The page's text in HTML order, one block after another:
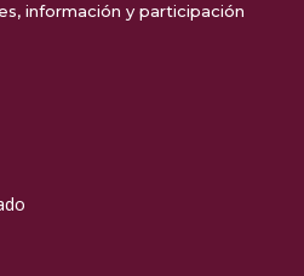
información y participación